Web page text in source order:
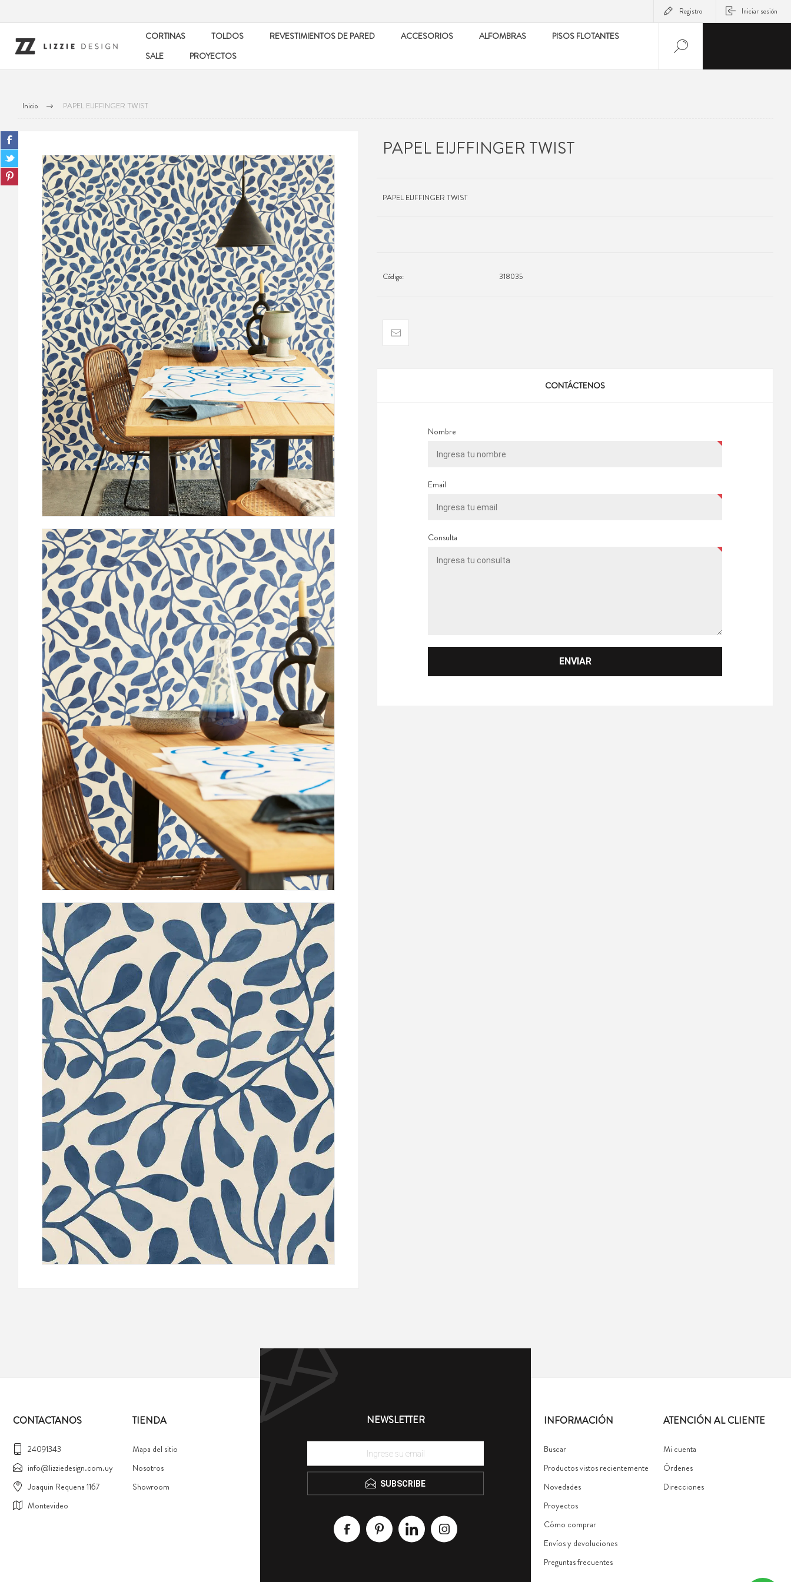
Registro Iniciar sesión
CORTINAS TOLDOS REVESTIMIENTOS DE PARED ACCESORIOS ALFOMBRAS
PISOS FLOTANTES
SALE
PROYECTOS
Inicio PAPEL EIJFFINGER TWIST
PAPEL EIJFFINGER TWIST
PAPEL EIJFFINGER TWIST
Código: 318035
CONTÁCTENOS
Nombre
Email
Consulta
NEWSLETTER
SUBSCRIBE
CONTACTANOS
24091343
info@lizziedesign.com.uy
Joaquin Requena 1167
Montevideo
TIENDA
Mapa del sitio
Nosotros
Showroom
INFORMACIÓN
Buscar
Productos vistos recientemente
Novedades
Proyectos
Cómo comprar
Envíos y devoluciones
Preguntas frecuentes
ATENCIÓN AL CLIENTE
Mi cuenta
Órdenes
Direcciones